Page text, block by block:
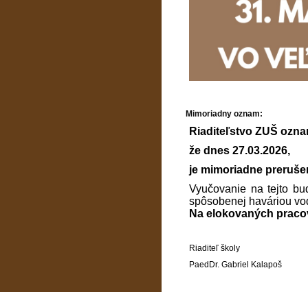
Mimoriadny oznam:
Riaditeľstvo ZUŠ
že dnes 27.03.2026,
je mimoriadne
Vyučovanie na tejto
spôsobenej haváriou
Na elokovaných
Riaditeľ školy
PaedDr. Gabriel Kalapoš